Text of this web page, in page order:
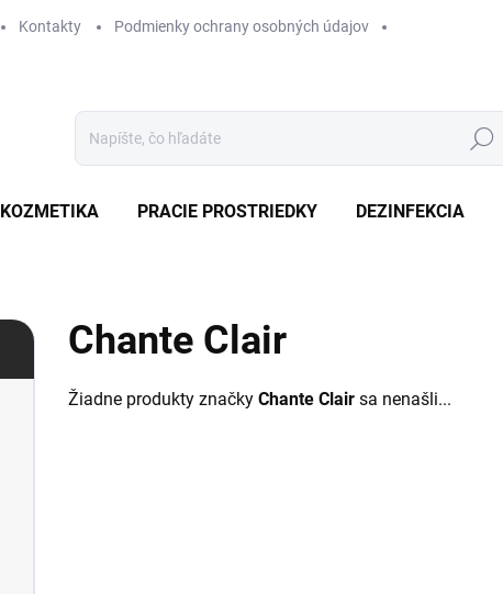
Kontakty Podmienky ochrany osobných údajov
Hľadať
KOZMETIKA PRACIE PROSTRIEDKY DEZINFEKCIA
Chante Clair
Žiadne produkty značky Chante Clair sa nenašli...